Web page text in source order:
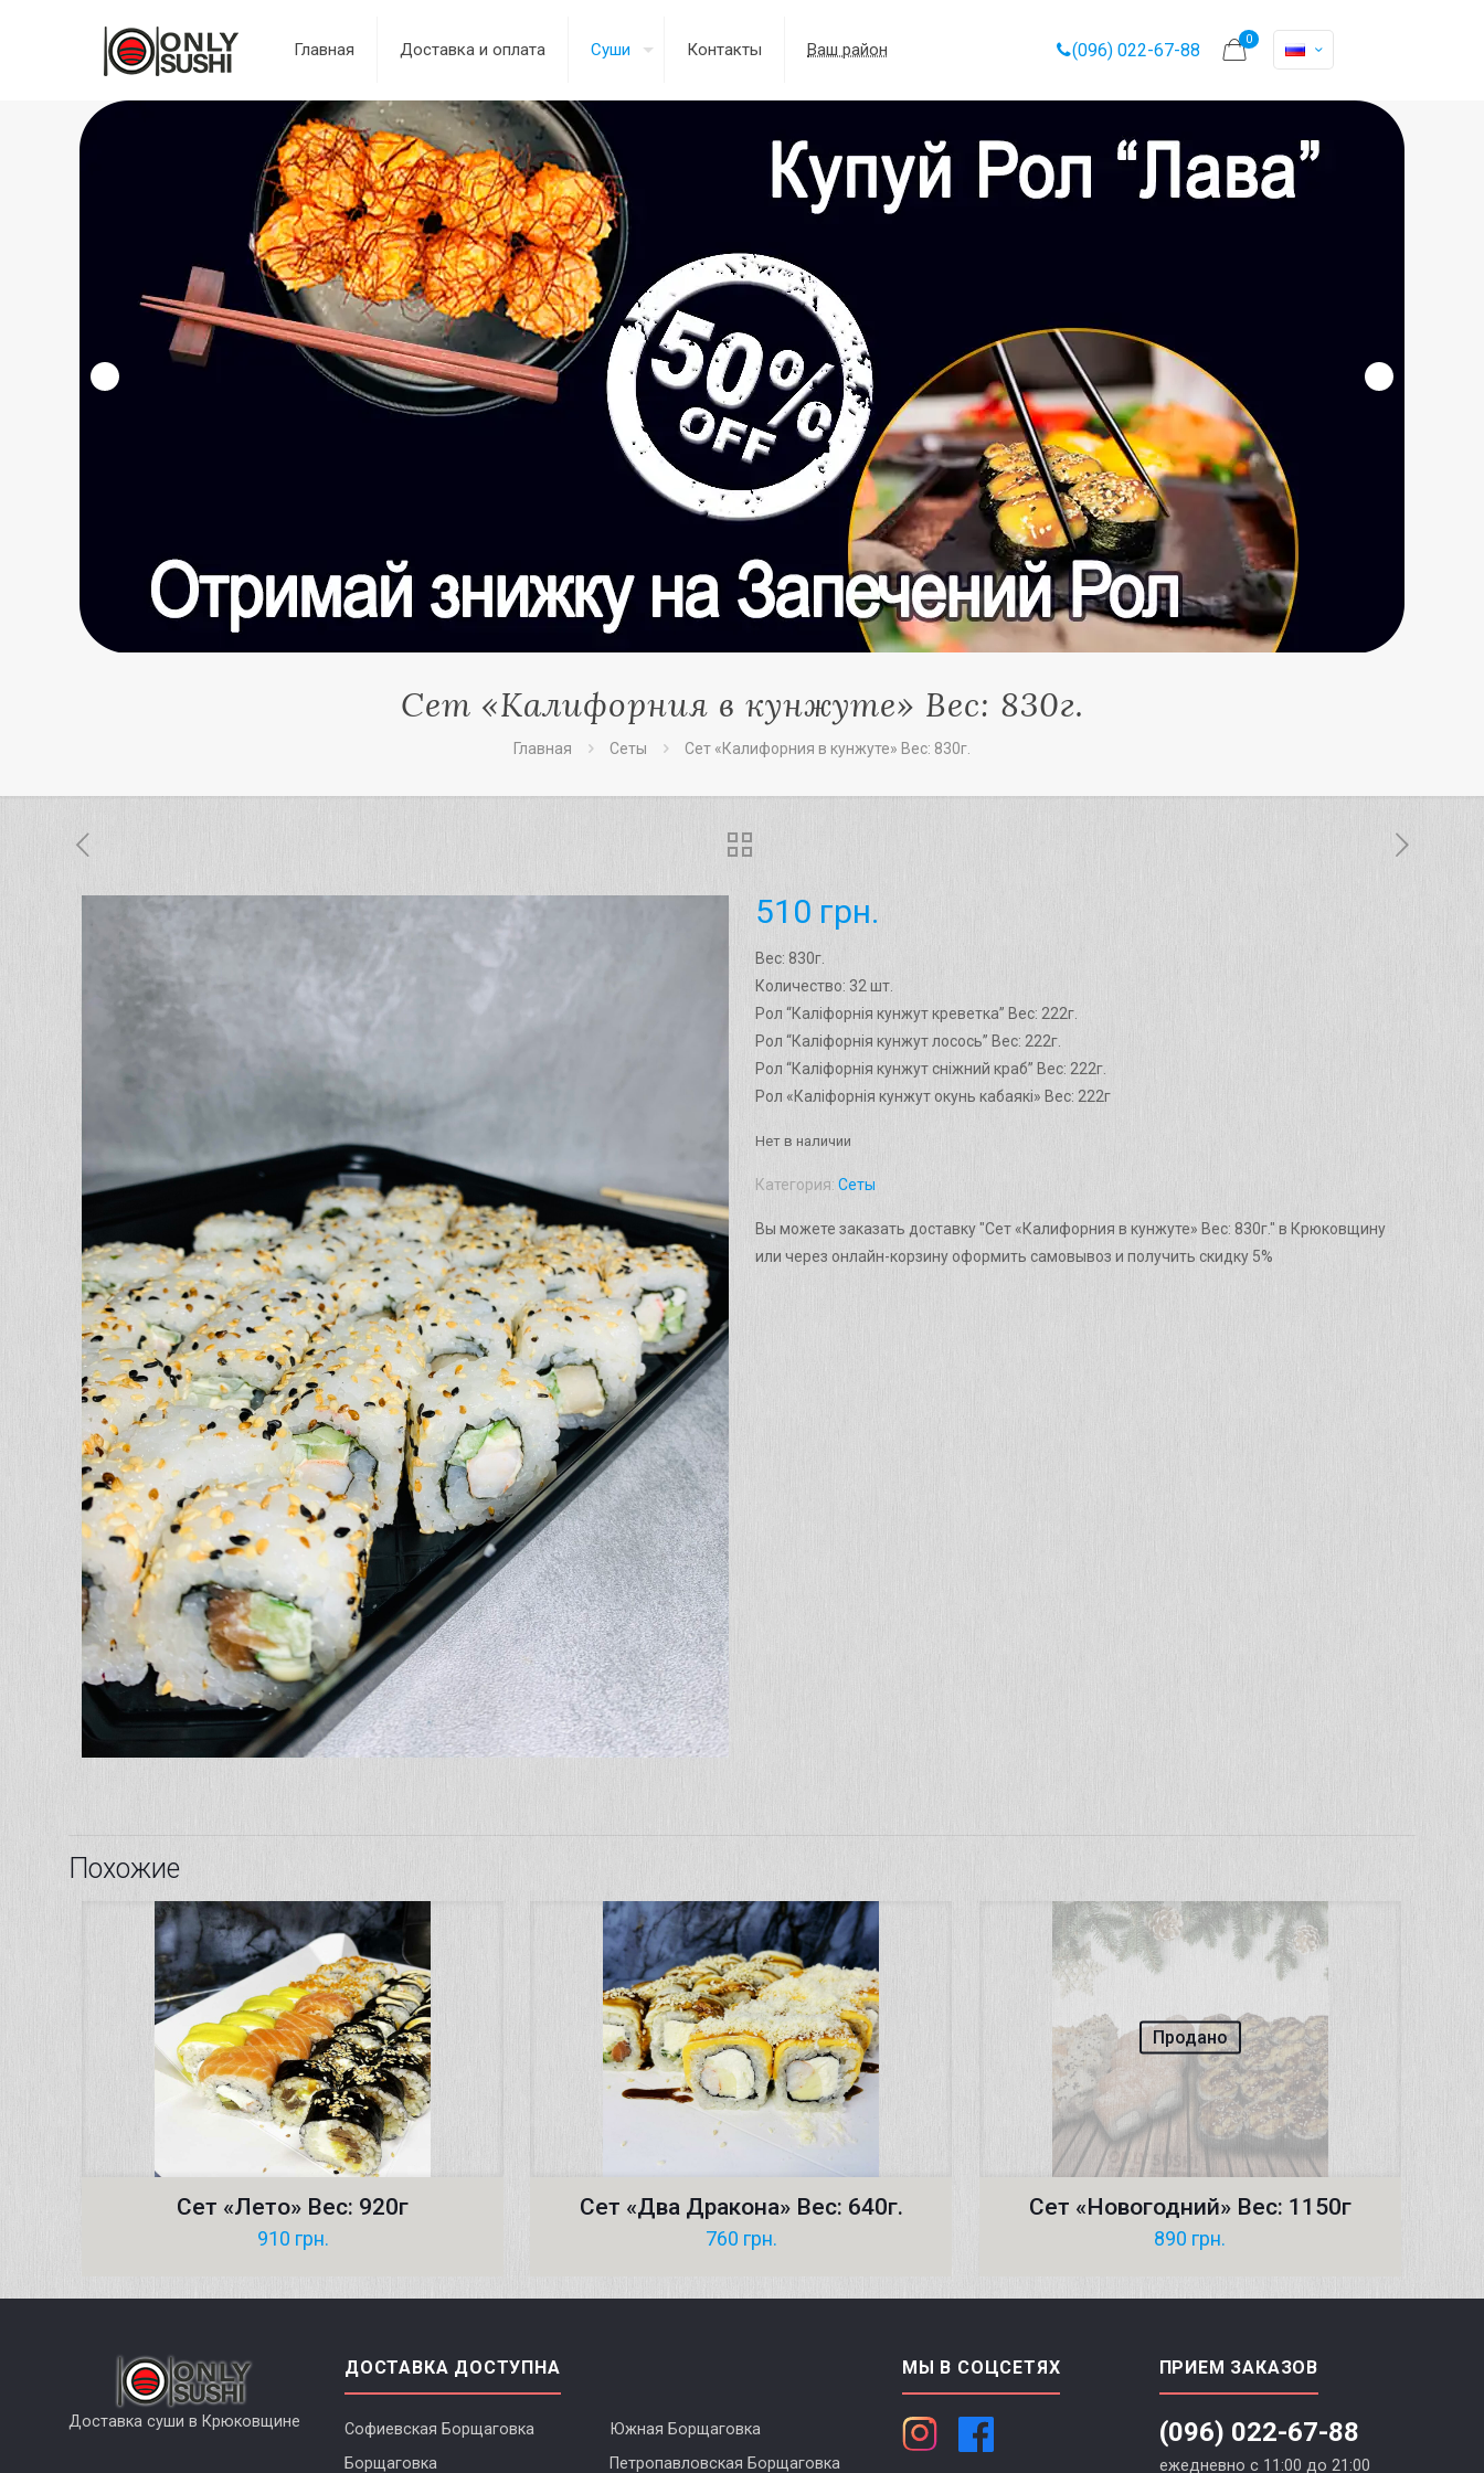
Главная Доставка и оплата Суши Контакты Ваш район (096) 022-67-88
0
Сет «Калифорния в кунжуте» Вес: 830г.
Главная Сеты Сет «Калифорния в кунжуте» Вес: 830г.
510 грн.
Вес: 830г.
Количество: 32 шт.
Рол “Каліфорнія кунжут креветка” Вес: 222г.
Рол “Каліфорнія кунжут лосось” Вес: 222г.
Рол “Каліфорнія кунжут сніжний краб” Вес: 222г.
Рол «Каліфорнія кунжут окунь кабаякі» Вес: 222г
Нет в наличии
Категория: Сеты
Вы можете заказать доставку "Сет «Калифорния в кунжуте» Вес: 830г." в Крюковщину
или через онлайн-корзину оформить самовывоз и получить скидку 5%
Похожие
Сет «Лето» Вес: 920г
910 грн.
Сет «Два Дракона» Вес: 640г.
760 грн.
Продано
Сет «Новогодний» Вес: 1150г
890 грн.
Доставка суши в Крюковщине
ДОСТАВКА ДОСТУПНА
Софиевская Борщаговка
Южная Борщаговка
Борщаговка
Петропавловская Борщаговка
МЫ В СОЦСЕТЯХ ПРИЕМ ЗАКАЗОВ
(096) 022-67-88
ежедневно с 11:00 до 21:00